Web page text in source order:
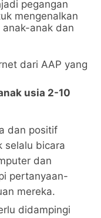
pegangan
mengenalkan
anak dan
dari AAP yang
usia 2-10
dan positif
selalu bicara
dan
pertanyaan-
mereka.
didampingi